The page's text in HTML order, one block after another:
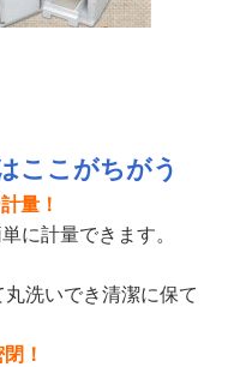
ここがちがう
量！
計量できます。
洗いでき清潔に保て
！